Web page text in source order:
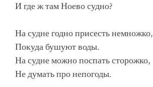
И где ж там Ноево судно?
На судне годно присесть немножко,
Покуда бушуют воды.
На судне можно поспать сторожко,
Не думать про непогоды.